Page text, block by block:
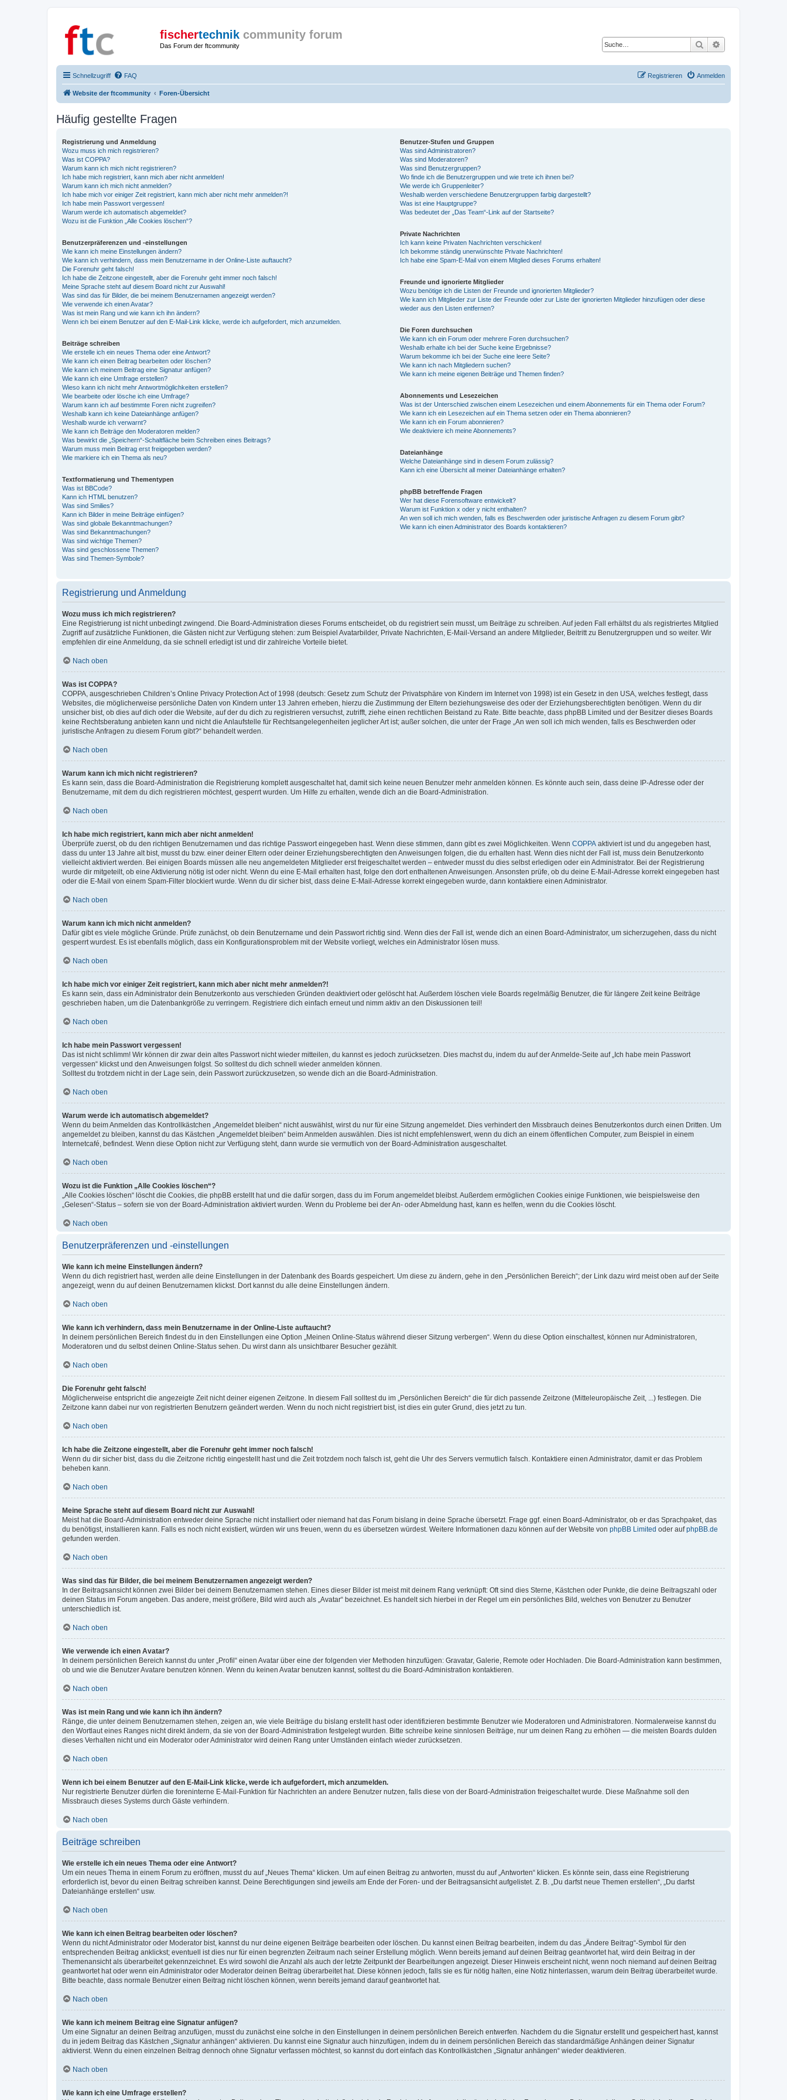
fischertechnik community forum
Das Forum der ftcommunity Suche
Schnellzugriff FAQ Anmelden
Registrieren
Website der ftcommunity Foren-Übersicht
Häufig gestellte Fragen
Registrierung und Anmeldung
Wozu muss ich mich registrieren?
Was ist COPPA?
Warum kann ich mich nicht registrieren?
Ich habe mich registriert, kann mich aber nicht anmelden!
Warum kann ich mich nicht anmelden?
Ich habe mich vor einiger Zeit registriert, kann mich aber nicht mehr anmelden?!
Ich habe mein Passwort vergessen!
Warum werde ich automatisch abgemeldet?
Wozu ist die Funktion „Alle Cookies löschen“?
Benutzerpräferenzen und -einstellungen
Wie kann ich meine Einstellungen ändern?
Wie kann ich verhindern, dass mein Benutzername in der Online-Liste auftaucht?
Die Forenuhr geht falsch!
Ich habe die Zeitzone eingestellt, aber die Forenuhr geht immer noch falsch!
Meine Sprache steht auf diesem Board nicht zur Auswahl!
Was sind das für Bilder, die bei meinem Benutzernamen angezeigt werden?
Wie verwende ich einen Avatar?
Was ist mein Rang und wie kann ich ihn ändern?
Wenn ich bei einem Benutzer auf den E-Mail-Link klicke, werde ich aufgefordert, mich anzumelden.
Beiträge schreiben
Wie erstelle ich ein neues Thema oder eine Antwort?
Wie kann ich einen Beitrag bearbeiten oder löschen?
Wie kann ich meinem Beitrag eine Signatur anfügen?
Wie kann ich eine Umfrage erstellen?
Wieso kann ich nicht mehr Antwortmöglichkeiten erstellen?
Wie bearbeite oder lösche ich eine Umfrage?
Warum kann ich auf bestimmte Foren nicht zugreifen?
Weshalb kann ich keine Dateianhänge anfügen?
Weshalb wurde ich verwarnt?
Wie kann ich Beiträge den Moderatoren melden?
Was bewirkt die „Speichern“-Schaltfläche beim Schreiben eines Beitrags?
Warum muss mein Beitrag erst freigegeben werden?
Wie markiere ich ein Thema als neu?
Textformatierung und Thementypen
Was ist BBCode?
Kann ich HTML benutzen?
Was sind Smilies?
Kann ich Bilder in meine Beiträge einfügen?
Was sind globale Bekanntmachungen?
Was sind Bekanntmachungen?
Was sind wichtige Themen?
Was sind geschlossene Themen?
Was sind Themen-Symbole?
Benutzer-Stufen und Gruppen
Was sind Administratoren?
Was sind Moderatoren?
Was sind Benutzergruppen?
Wo finde ich die Benutzergruppen und wie trete ich ihnen bei?
Wie werde ich Gruppenleiter?
Weshalb werden verschiedene Benutzergruppen farbig dargestellt?
Was ist eine Hauptgruppe?
Was bedeutet der „Das Team“-Link auf der Startseite?
Private Nachrichten
Ich kann keine Privaten Nachrichten verschicken!
Ich bekomme ständig unerwünschte Private Nachrichten!
Ich habe eine Spam-E-Mail von einem Mitglied dieses Forums erhalten!
Freunde und ignorierte Mitglieder
Wozu benötige ich die Listen der Freunde und ignorierten Mitglieder?
Wie kann ich Mitglieder zur Liste der Freunde oder zur Liste der ignorierten Mitglieder hinzufügen oder diese
wieder aus den Listen entfernen?
Die Foren durchsuchen
Wie kann ich ein Forum oder mehrere Foren durchsuchen?
Weshalb erhalte ich bei der Suche keine Ergebnisse?
Warum bekomme ich bei der Suche eine leere Seite?
Wie kann ich nach Mitgliedern suchen?
Wie kann ich meine eigenen Beiträge und Themen finden?
Abonnements und Lesezeichen
Was ist der Unterschied zwischen einem Lesezeichen und einem Abonnements für ein Thema oder Forum?
Wie kann ich ein Lesezeichen auf ein Thema setzen oder ein Thema abonnieren?
Wie kann ich ein Forum abonnieren?
Wie deaktiviere ich meine Abonnements?
Dateianhänge
Welche Dateianhänge sind in diesem Forum zulässig?
Kann ich eine Übersicht all meiner Dateianhänge erhalten?
phpBB betreffende Fragen
Wer hat diese Forensoftware entwickelt?
Warum ist Funktion x oder y nicht enthalten?
An wen soll ich mich wenden, falls es Beschwerden oder juristische Anfragen zu diesem Forum gibt?
Wie kann ich einen Administrator des Boards kontaktieren?
Registrierung und Anmeldung
Wozu muss ich mich registrieren?
Eine Registrierung ist nicht unbedingt zwingend. Die Board-Administration dieses Forums entscheidet, ob du registriert sein musst, um Beiträge zu schreiben. Auf jeden Fall erhältst du als registriertes Mitglied
Zugriff auf zusätzliche Funktionen, die Gästen nicht zur Verfügung stehen: zum Beispiel Avatarbilder, Private Nachrichten, E-Mail-Versand an andere Mitglieder, Beitritt zu Benutzergruppen und so weiter. Wir
empfehlen dir eine Anmeldung, da sie schnell erledigt ist und dir zahlreiche Vorteile bietet.
Nach oben
Was ist COPPA?
COPPA, ausgeschrieben Children’s Online Privacy Protection Act of 1998 (deutsch: Gesetz zum Schutz der Privatsphäre von Kindern im Internet von 1998) ist ein Gesetz in den USA, welches festlegt, dass
Websites, die möglicherweise persönliche Daten von Kindern unter 13 Jahren erheben, hierzu die Zustimmung der Eltern beziehungsweise des oder der Erziehungsberechtigten benötigen. Wenn du dir
unsicher bist, ob dies auf dich oder die Website, auf der du dich zu registrieren versuchst, zutrifft, ziehe einen rechtlichen Beistand zu Rate. Bitte beachte, dass phpBB Limited und der Besitzer dieses Boards
keine Rechtsberatung anbieten kann und nicht die Anlaufstelle für Rechtsangelegenheiten jeglicher Art ist; außer solchen, die unter der Frage „An wen soll ich mich wenden, falls es Beschwerden oder
juristische Anfragen zu diesem Forum gibt?“ behandelt werden.
Nach oben
Warum kann ich mich nicht registrieren?
Es kann sein, dass die Board-Administration die Registrierung komplett ausgeschaltet hat, damit sich keine neuen Benutzer mehr anmelden können. Es könnte auch sein, dass deine IP-Adresse oder der
Benutzername, mit dem du dich registrieren möchtest, gesperrt wurden. Um Hilfe zu erhalten, wende dich an die Board-Administration.
Nach oben
Ich habe mich registriert, kann mich aber nicht anmelden!
Überprüfe zuerst, ob du den richtigen Benutzernamen und das richtige Passwort eingegeben hast. Wenn diese stimmen, dann gibt es zwei Möglichkeiten. Wenn COPPA aktiviert ist und du angegeben hast,
dass du unter 13 Jahre alt bist, musst du bzw. einer deiner Eltern oder deiner Erziehungsberechtigten den Anweisungen folgen, die du erhalten hast. Wenn dies nicht der Fall ist, muss dein Benutzerkonto
vielleicht aktiviert werden. Bei einigen Boards müssen alle neu angemeldeten Mitglieder erst freigeschaltet werden – entweder musst du dies selbst erledigen oder ein Administrator. Bei der Registrierung
wurde dir mitgeteilt, ob eine Aktivierung nötig ist oder nicht. Wenn du eine E-Mail erhalten hast, folge den dort enthaltenen Anweisungen. Ansonsten prüfe, ob du deine E-Mail-Adresse korrekt eingegeben hast
oder die E-Mail von einem Spam-Filter blockiert wurde. Wenn du dir sicher bist, dass deine E-Mail-Adresse korrekt eingegeben wurde, dann kontaktiere einen Administrator.
Nach oben
Warum kann ich mich nicht anmelden?
Dafür gibt es viele mögliche Gründe. Prüfe zunächst, ob dein Benutzername und dein Passwort richtig sind. Wenn dies der Fall ist, wende dich an einen Board-Administrator, um sicherzugehen, dass du nicht
gesperrt wurdest. Es ist ebenfalls möglich, dass ein Konfigurationsproblem mit der Website vorliegt, welches ein Administrator lösen muss.
Nach oben
Ich habe mich vor einiger Zeit registriert, kann mich aber nicht mehr anmelden?!
Es kann sein, dass ein Administrator dein Benutzerkonto aus verschieden Gründen deaktiviert oder gelöscht hat. Außerdem löschen viele Boards regelmäßig Benutzer, die für längere Zeit keine Beiträge
geschrieben haben, um die Datenbankgröße zu verringern. Registriere dich einfach erneut und nimm aktiv an den Diskussionen teil!
Nach oben
Ich habe mein Passwort vergessen!
Das ist nicht schlimm! Wir können dir zwar dein altes Passwort nicht wieder mitteilen, du kannst es jedoch zurücksetzen. Dies machst du, indem du auf der Anmelde-Seite auf „Ich habe mein Passwort
vergessen“ klickst und den Anweisungen folgst. So solltest du dich schnell wieder anmelden können.
Solltest du trotzdem nicht in der Lage sein, dein Passwort zurückzusetzen, so wende dich an die Board-Administration.
Nach oben
Warum werde ich automatisch abgemeldet?
Wenn du beim Anmelden das Kontrollkästchen „Angemeldet bleiben“ nicht auswählst, wirst du nur für eine Sitzung angemeldet. Dies verhindert den Missbrauch deines Benutzerkontos durch einen Dritten. Um
angemeldet zu bleiben, kannst du das Kästchen „Angemeldet bleiben“ beim Anmelden auswählen. Dies ist nicht empfehlenswert, wenn du dich an einem öffentlichen Computer, zum Beispiel in einem
Internetcafé, befindest. Wenn diese Option nicht zur Verfügung steht, dann wurde sie vermutlich von der Board-Administration ausgeschaltet.
Nach oben
Wozu ist die Funktion „Alle Cookies löschen“?
„Alle Cookies löschen“ löscht die Cookies, die phpBB erstellt hat und die dafür sorgen, dass du im Forum angemeldet bleibst. Außerdem ermöglichen Cookies einige Funktionen, wie beispielsweise den
„Gelesen“-Status – sofern sie von der Board-Administration aktiviert wurden. Wenn du Probleme bei der An- oder Abmeldung hast, kann es helfen, wenn du die Cookies löscht.
Nach oben
Benutzerpräferenzen und -einstellungen
Wie kann ich meine Einstellungen ändern?
Wenn du dich registriert hast, werden alle deine Einstellungen in der Datenbank des Boards gespeichert. Um diese zu ändern, gehe in den „Persönlichen Bereich“; der Link dazu wird meist oben auf der Seite
angezeigt, wenn du auf deinen Benutzernamen klickst. Dort kannst du alle deine Einstellungen ändern.
Nach oben
Wie kann ich verhindern, dass mein Benutzername in der Online-Liste auftaucht?
In deinem persönlichen Bereich findest du in den Einstellungen eine Option „Meinen Online-Status während dieser Sitzung verbergen“. Wenn du diese Option einschaltest, können nur Administratoren,
Moderatoren und du selbst deinen Online-Status sehen. Du wirst dann als unsichtbarer Besucher gezählt.
Nach oben
Die Forenuhr geht falsch!
Möglicherweise entspricht die angezeigte Zeit nicht deiner eigenen Zeitzone. In diesem Fall solltest du im „Persönlichen Bereich“ die für dich passende Zeitzone (Mitteleuropäische Zeit, ...) festlegen. Die
Zeitzone kann dabei nur von registrierten Benutzern geändert werden. Wenn du noch nicht registriert bist, ist dies ein guter Grund, dies jetzt zu tun.
Nach oben
Ich habe die Zeitzone eingestellt, aber die Forenuhr geht immer noch falsch!
Wenn du dir sicher bist, dass du die Zeitzone richtig eingestellt hast und die Zeit trotzdem noch falsch ist, geht die Uhr des Servers vermutlich falsch. Kontaktiere einen Administrator, damit er das Problem
beheben kann.
Nach oben
Meine Sprache steht auf diesem Board nicht zur Auswahl!
Meist hat die Board-Administration entweder deine Sprache nicht installiert oder niemand hat das Forum bislang in deine Sprache übersetzt. Frage ggf. einen Board-Administrator, ob er das Sprachpaket, das
du benötigst, installieren kann. Falls es noch nicht existiert, würden wir uns freuen, wenn du es übersetzen würdest. Weitere Informationen dazu können auf der Website von phpBB Limited oder aufphpBB.de
gefunden werden.
Nach oben
Was sind das für Bilder, die bei meinem Benutzernamen angezeigt werden?
In der Beitragsansicht können zwei Bilder bei deinem Benutzernamen stehen. Eines dieser Bilder ist meist mit deinem Rang verknüpft: Oft sind dies Sterne, Kästchen oder Punkte, die deine Beitragszahl oder
deinen Status im Forum angeben. Das andere, meist größere, Bild wird auch als „Avatar“ bezeichnet. Es handelt sich hierbei in der Regel um ein persönliches Bild, welches von Benutzer zu Benutzer
unterschiedlich ist.
Nach oben
Wie verwende ich einen Avatar?
In deinem persönlichen Bereich kannst du unter „Profil“ einen Avatar über eine der folgenden vier Methoden hinzufügen: Gravatar, Galerie, Remote oder Hochladen. Die Board-Administration kann bestimmen,
ob und wie die Benutzer Avatare benutzen können. Wenn du keinen Avatar benutzen kannst, solltest du die Board-Administration kontaktieren.
Nach oben
Was ist mein Rang und wie kann ich ihn ändern?
Ränge, die unter deinem Benutzernamen stehen, zeigen an, wie viele Beiträge du bislang erstellt hast oder identifizieren bestimmte Benutzer wie Moderatoren und Administratoren. Normalerweise kannst du
den Wortlaut eines Ranges nicht direkt ändern, da sie von der Board-Administration festgelegt wurden. Bitte schreibe keine sinnlosen Beiträge, nur um deinen Rang zu erhöhen — die meisten Boards dulden
dieses Verhalten nicht und ein Moderator oder Administrator wird deinen Rang unter Umständen einfach wieder zurücksetzen.
Nach oben
Wenn ich bei einem Benutzer auf den E-Mail-Link klicke, werde ich aufgefordert, mich anzumelden.
Nur registrierte Benutzer dürfen die foreninterne E-Mail-Funktion für Nachrichten an andere Benutzer nutzen, falls diese von der Board-Administration freigeschaltet wurde. Diese Maßnahme soll den
Missbrauch dieses Systems durch Gäste verhindern.
Nach oben
Beiträge schreiben
Wie erstelle ich ein neues Thema oder eine Antwort?
Um ein neues Thema in einem Forum zu eröffnen, musst du auf „Neues Thema“ klicken. Um auf einen Beitrag zu antworten, musst du auf „Antworten“ klicken. Es könnte sein, dass eine Registrierung
erforderlich ist, bevor du einen Beitrag schreiben kannst. Deine Berechtigungen sind jeweils am Ende der Foren- und der Beitragsansicht aufgelistet. Z. B. „Du darfst neue Themen erstellen“, „Du darfst
Dateianhänge erstellen“ usw.
Nach oben
Wie kann ich einen Beitrag bearbeiten oder löschen?
Wenn du nicht Administrator oder Moderator bist, kannst du nur deine eigenen Beiträge bearbeiten oder löschen. Du kannst einen Beitrag bearbeiten, indem du das „Ändere Beitrag“-Symbol für den
entsprechenden Beitrag anklickst; eventuell ist dies nur für einen begrenzten Zeitraum nach seiner Erstellung möglich. Wenn bereits jemand auf deinen Beitrag geantwortet hat, wird dein Beitrag in der
Themenansicht als überarbeitet gekennzeichnet. Es wird sowohl die Anzahl als auch der letzte Zeitpunkt der Bearbeitungen angezeigt. Dieser Hinweis erscheint nicht, wenn noch niemand auf deinen Beitrag
geantwortet hat oder wenn ein Administrator oder Moderator deinen Beitrag überarbeitet hat. Diese können jedoch, falls sie es für nötig halten, eine Notiz hinterlassen, warum dein Beitrag überarbeitet wurde.
Bitte beachte, dass normale Benutzer einen Beitrag nicht löschen können, wenn bereits jemand darauf geantwortet hat.
Nach oben
Wie kann ich meinem Beitrag eine Signatur anfügen?
Um eine Signatur an deinen Beitrag anzufügen, musst du zunächst eine solche in den Einstellungen in deinem persönlichen Bereich entwerfen. Nachdem du die Signatur erstellt und gespeichert hast, kannst
du in jedem Beitrag das Kästchen „Signatur anhängen“ aktivieren. Du kannst eine Signatur auch hinzufügen, indem du in deinem persönlichen Bereich das standardmäßige Anhängen deiner Signatur
aktivierst. Wenn du einen einzelnen Beitrag dennoch ohne Signatur verfassen möchtest, so kannst du dort einfach das Kontrollkästchen „Signatur anhängen“ wieder deaktivieren.
Nach oben
Wie kann ich eine Umfrage erstellen?